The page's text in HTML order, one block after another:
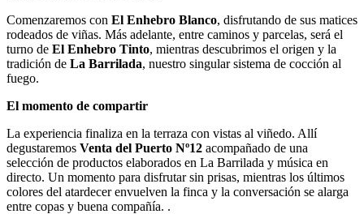
Comenzaremos con El Enhebro Blanco, disfrutando de sus matices
rodeados de viñas. Más adelante, entre caminos y parcelas, será el
turno de El Enhebro Tinto, mientras descubrimos el origen y la
tradición de La Barrilada, nuestro singular sistema de cocción al
fuego.
El momento de compartir
La experiencia finaliza en la terraza con vistas al viñedo. Allí
degustaremos Venta del Puerto Nº12 acompañado de una
selección de productos elaborados en La Barrilada y música en
directo. Un momento para disfrutar sin prisas, mientras los últimos
colores del atardecer envuelven la finca y la conversación se alarga
entre copas y buena compañía. .